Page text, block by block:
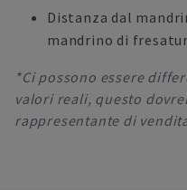
Distanza dal
mandrino di
*Ci possono essere
valori reali, questo
rappresentante di